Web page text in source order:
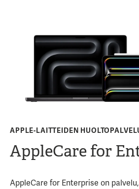
APPLE-LAITTEIDEN
AppleCare for
AppleCare for Enterprise on